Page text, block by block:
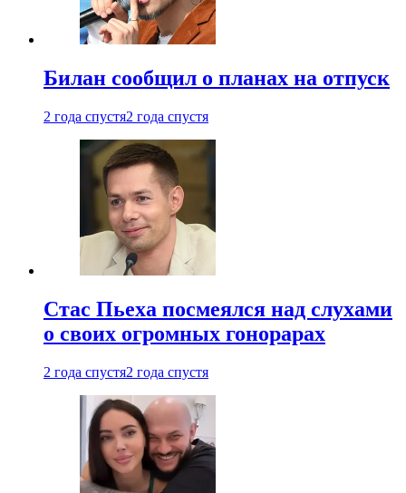
Билан сообщил о планах на отпуск
2 года спустя2 года спустя
Стас Пьеха посмеялся над слухами
о своих огромных гонорарах
2 года спустя2 года спустя